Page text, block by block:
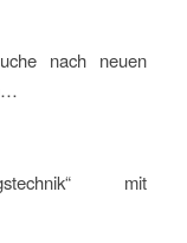
nach neuen
mit